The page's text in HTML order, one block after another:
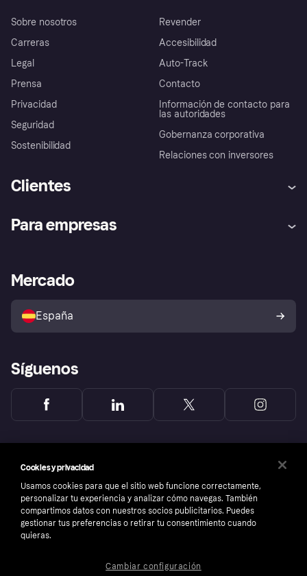
Sobre nosotros
Carreras
Legal
Prensa
Privacidad
Seguridad
Sostenibilidad
Revender
Accesibilidad
Auto-Track
Contacto
Información de contacto para
las autoridades
Gobernanza corporativa
Relaciones con inversores
Clientes
Inicio de sesión
Directorio de tiendas
Política de protección al
comprador de Klarna
Reclamaciones
Para empresas
Acceso empresas
Mercado
España
Síguenos
Cookies y privacidad
Usamos cookies para que el sitio web funcione correctamente,
personalizar tu experiencia y analizar cómo navegas. También
compartimos datos con nuestros socios publicitarios. Puedes
gestionar tus preferencias o retirar tu consentimiento cuando
quieras.
Cambiar configuración